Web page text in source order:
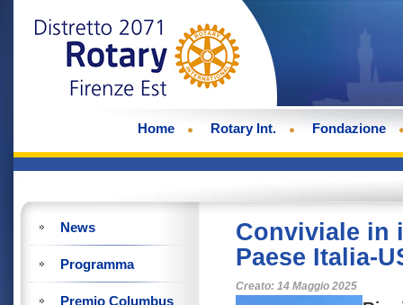
Home Rotary Int. Fondazione
News
Programma
Premio Columbus
Conviviale in
Paese Italia-
Creato: 14 Maggio 2025